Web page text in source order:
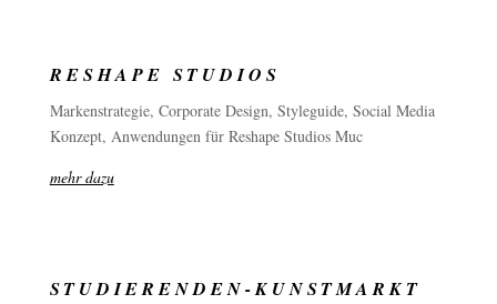
RESHAPE STUDIOS
Markenstrategie, Corporate Design, Styleguide, Social Media
Konzept, Anwendungen für Reshape Studios Muc
mehr dazu
STUDIERENDEN-KUNSTMARKT